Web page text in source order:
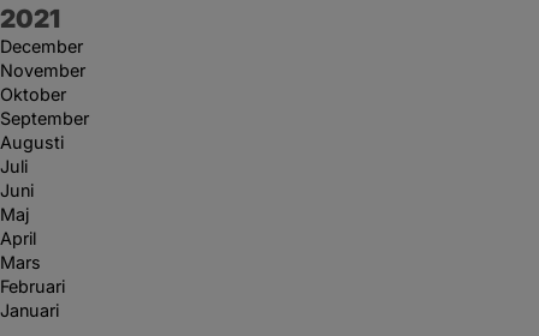
År:
2021
December
November
Oktober
September
Augusti
Juli
Juni
Maj
April
Mars
Februari
Januari